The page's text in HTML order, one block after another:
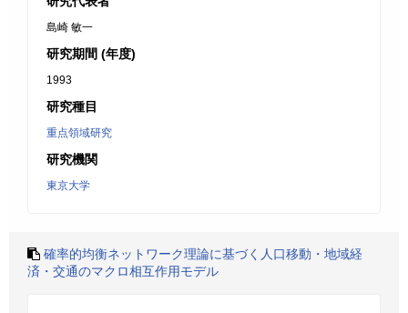
島崎 敏一
研究期間 (年度)
1993
研究種目
重点領域研究
研究機関
東京大学
確率的均衡ネットワーク理論に基づく人口移動・地域経
済・交通のマクロ相互作用モデル